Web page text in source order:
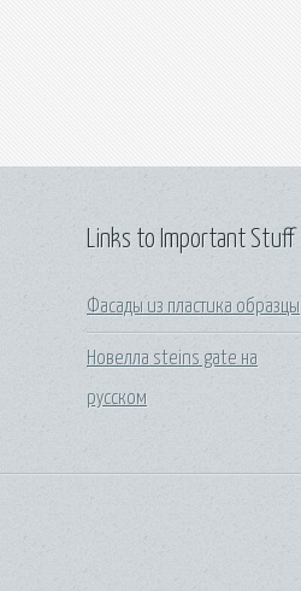
Links to Important Stuff
Фасады из пластика образцы
Новелла steins gate на
русском